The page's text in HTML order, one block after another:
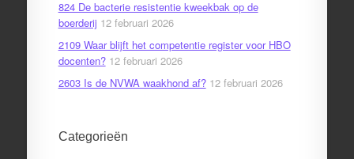
824 De bacterie resistentie kweekbak op de
boerderij 12 februari 2026
2109 Waar blijft het competentie register voor HBO
docenten? 12 februari 2026
2603 Is de NVWA waakhond af? 12 februari 2026
Categorieën